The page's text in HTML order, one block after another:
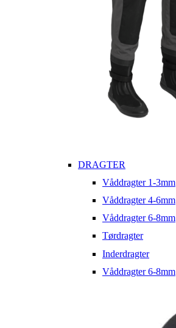
DRAGTER
Våddragter 1-3mm
Våddragter 4-6mm
Våddragter 6-8mm
Tørdragter
Inderdragter
Våddragter 6-8mm